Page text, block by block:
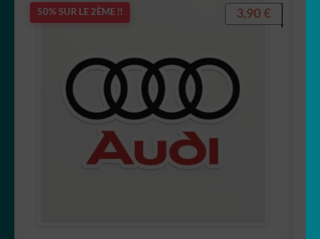
50% SUR LE 2ÈME !! 3,90 €